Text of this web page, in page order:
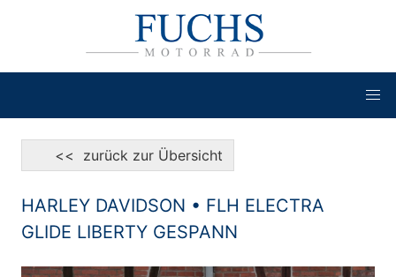
<< zurück zur Übersicht
HARLEY DAVIDSON • FLH ELECTRA
GLIDE LIBERTY GESPANN